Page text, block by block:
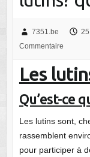
7351.be
Commentaire
Les
Qu’est-ce
Les lutins sont,
rassemblent
pour participer à